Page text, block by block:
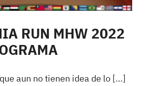
RUN MHW 2022
aun no tienen idea de lo [...]